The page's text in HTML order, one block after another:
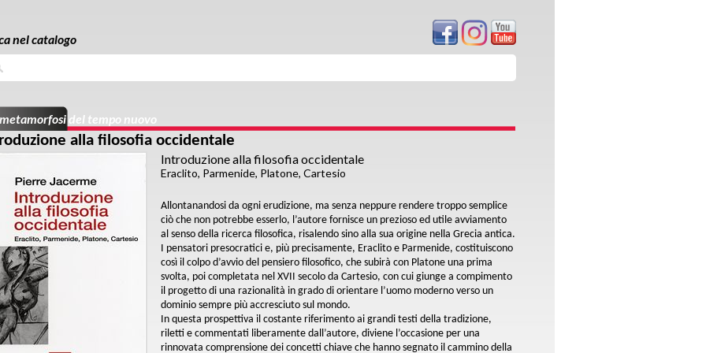
nel catalogo
del tempo nuovo
alla filosofia occidentale
Introduzione alla filosofia occidentale
Eraclito, Parmenide, Platone, Cartesio
Allontanandosi da ogni erudizione, ma senza neppure rendere troppo semplice
ciò che non potrebbe esserlo, l’autore fornisce un prezioso ed utile avviamento
al senso della ricerca filosofica, risalendo sino alla sua origine nella Grecia antica.
I pensatori presocratici e, più precisamente, Eraclito e Parmenide, costituiscono
così il colpo d’avvio del pensiero filosofico, che subirà con Platone una prima
svolta, poi completata nel XVII secolo da Cartesio, con cui giunge a compimento
il progetto di una razionalità in grado di orientare l’uomo moderno verso un
dominio sempre più accresciuto sul mondo.
In questa prospettiva il costante riferimento ai grandi testi della tradizione,
riletti e commentati liberamente dall’autore, diviene l’occasione per una
rinnovata comprensione dei concetti chiave che hanno segnato il cammino della